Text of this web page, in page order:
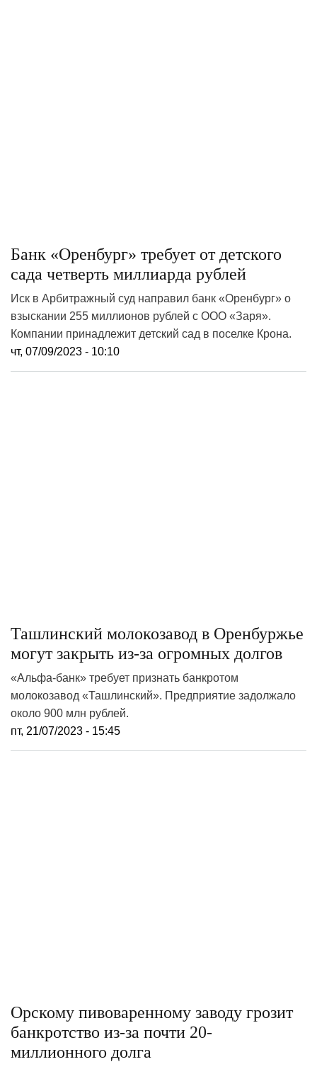
Банк «Оренбург» требует от детского
сада четверть миллиарда рублей
Иск в Арбитражный суд направил банк «Оренбург» о
взыскании 255 миллионов рублей с ООО «Заря».
Компании принадлежит детский сад в поселке Крона.
чт, 07/09/2023 - 10:10
Ташлинский молокозавод в Оренбуржье
могут закрыть из-за огромных долгов
«Альфа-банк» требует признать банкротом
молокозавод «Ташлинский». Предприятие задолжало
около 900 млн рублей.
пт, 21/07/2023 - 15:45
Орскому пивоваренному заводу грозит
банкротство из-за почти 20-
миллионного долга